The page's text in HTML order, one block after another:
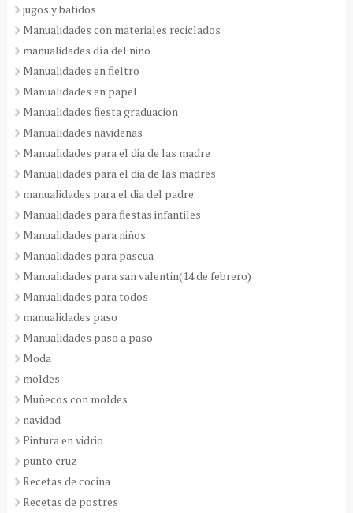
jugos y batidos
Manualidades con materiales reciclados
manualidades día del niño
Manualidades en fieltro
Manualidades en papel
Manualidades fiesta graduacion
Manualidades navideñas
Manualidades para el dia de las madre
Manualidades para el dia de las madres
manualidades para el dia del padre
Manualidades para fiestas infantiles
Manualidades para niños
Manualidades para pascua
Manualidades para san valentin(14 de febrero)
Manualidades para todos
manualidades paso
Manualidades paso a paso
Moda
moldes
Muñecos con moldes
navidad
Pintura en vidrio
punto cruz
Recetas de cocina
Recetas de postres